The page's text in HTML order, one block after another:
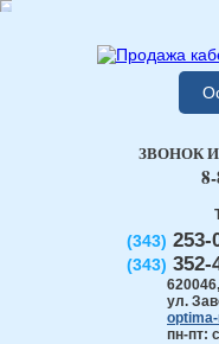
(343) 253-
(343) 352-
620046,
ул.
пн-пт:
ЗВОНОК